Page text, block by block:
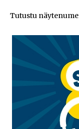
Tutustu